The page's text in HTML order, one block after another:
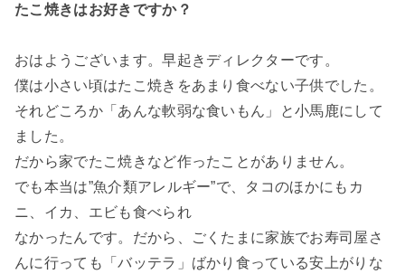
たこ焼きはお好きですか？
おはようございます。早起きディレクターです。
僕は小さい頃はたこ焼きをあまり食べない子供でした。
それどころか「あんな軟弱な食いもん」と小馬鹿にして
ました。
だから家でたこ焼きなど作ったことがありません。
でも本当は”魚介類アレルギー”で、タコのほかにもカ
ニ、イカ、エビも食べられ
なかったんです。 だから、ごく たまに家族でお寿司屋さ
んに行っても「バッテラ」ばかり食っている安上がりな